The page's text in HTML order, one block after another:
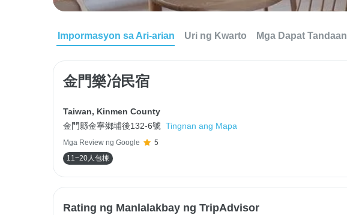
Impormasyon sa Ari-arian Uri ng Kwarto Mga Dapat Tandaan
金門樂冶民宿
Taiwan, Kinmen County
金門縣金寧鄉埔後132-6號 Tingnan ang Mapa
Mga Review ng Google
5
11~20人包棟
Rating ng Manlalakbay ng TripAdvisor